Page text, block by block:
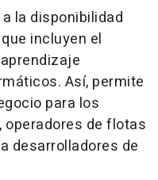
la disponibilidad
incluyen el
Así, permite
para los
de flotas
desarrolladores de